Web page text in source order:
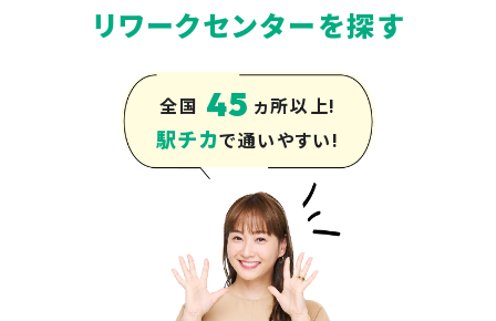
リワークセンターを探す
全国 45 ヵ所以上!
駅チカで通いやすい!